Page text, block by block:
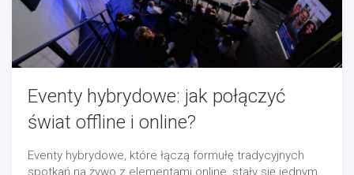
Eventy hybrydowe: jak połączyć
świat offline i online?
Eventy hybrydowe, które łączą formułę tradycyjnych
spotkań na żywo z elementami online, stały się jednym